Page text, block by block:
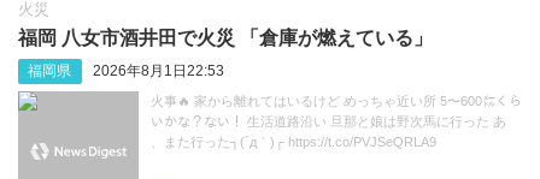
火災
福岡 八女市酒井田で火災 「倉庫が燃えている」
福岡県 2026年8月1日22:53
火事🔥 家から離れてはいるけど めっちゃ近い所 5〜600㍍くら
いかな？ない！ 生活道路沿い 旦那と娘は野次馬に行った あ
、また行った┐(´д｀)┌ https://t.co/PVJSeQRLA9